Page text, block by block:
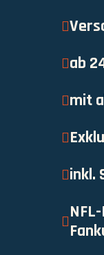
ab
mit
inkl.